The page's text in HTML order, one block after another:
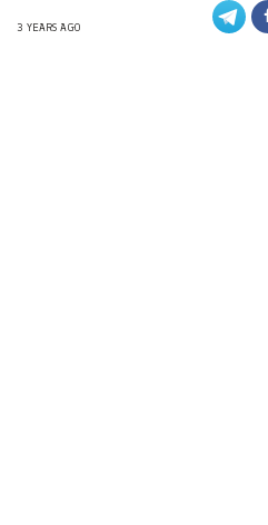
3 YEARS AGO